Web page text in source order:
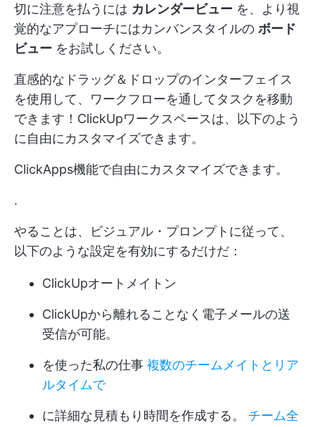
切に注意を払うには カレンダービュー を、より視
覚的なアプローチにはカンバンスタイルの ボード
ビュー をお試しください。
直感的なドラッグ＆ドロップのインターフェイス
を使用して、ワークフローを通してタスクを移動
できます！ClickUpワークスペースは、以下のよう
に自由にカスタマイズできます。
ClickApps機能で自由にカスタマイズできます。
.
やることは、ビジュアル・プロンプトに従って、
以下のような設定を有効にするだけだ：
ClickUpオートメイトン
ClickUpから離れることなく電子メールの送
受信が可能。
を使った私の仕事 複数のチームメイトとリア
ルタイムで
に詳細な見積もり時間を作成する。 チーム全